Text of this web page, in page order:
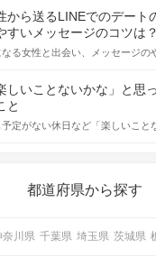
プローチできるかにも左右されま
に始めようとしている方は、女性
っかりと理解し、正しい行動に移
では、女性が話しかけて欲しい時
どのような行動に繋げるべきか
から送るLINEでのデート
すいメッセージのコツは？
なる女性と出会い、メッセージの
し、中には「どう誘ったらいい
ゃるのではないでしょうか。 そ
LINEでのデートの誘い方のコツを
ら解説するので、ぜひ参考にし
しいことないかな」と思
と
予定がない休日など「楽しいこと
しいことアイデアを集めました♪
都道府県から探す
奈川県 千葉県 埼玉県 茨城県